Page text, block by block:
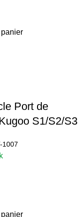
Port de
S1/S2/S3
1007